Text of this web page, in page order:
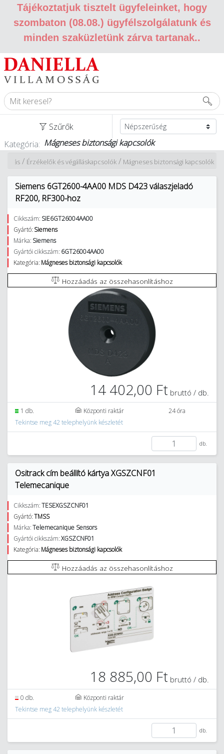
Tájékoztatjuk tisztelt ügyfeleinket, hogy
szombaton (08.08.) ügyfélszolgálatunk és
minden szaküzletünk zárva tartanak..
Szűrők
Kategória: Mágneses biztonsági kapcsolók
Mágneses biztonsági kapcsolók
/
Érzékelők és végálláskapcsolók
/
Siemens 6GT2600-4AA00 MDS D423 válaszjeladó
RF200, RF300-hoz
Cikkszám: SIE6GT26004AA00
Gyártó: Siemens
Márka: Siemens
Gyártói cikkszám: 6GT26004AA00
Kategória: Mágneses biztonsági kapcsolók
Hozzáadás az összehasonlításhoz
14 402,00 Ft bruttó / db.
1 db. Központi raktár
24 óra
Tekintse meg 42 telephelyünk készletét
db.
Ositrack cím beállító kártya XGSZCNF01
Telemecanique
Cikkszám:TESEXGSZCNF01
Gyártó:TMSS
Márka:Telemecanique Sensors
Gyártói cikkszám:XGSZCNF01
Kategória: Mágneses biztonsági kapcsolók
Hozzáadás az összehasonlításhoz
18 885,00 Ft bruttó / db.
0 db.
Központi raktár
Tekintse meg 42 telephelyünk készletét
db.